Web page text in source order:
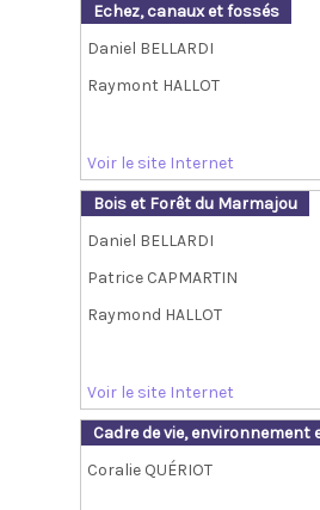
Echez, canaux et fossés
Daniel BELLARDI
Raymont HALLOT
Voir le site Internet
Bois et Forêt du Marmajou
Daniel BELLARDI
Patrice CAPMARTIN
Raymond HALLOT
Voir le site Internet
Cadre de vie, environnement
Coralie QUÉRIOT